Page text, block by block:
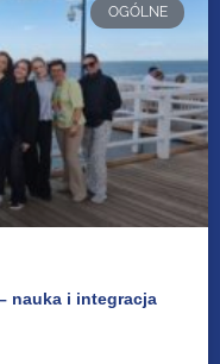
OGÓLNE
nauka i integracja